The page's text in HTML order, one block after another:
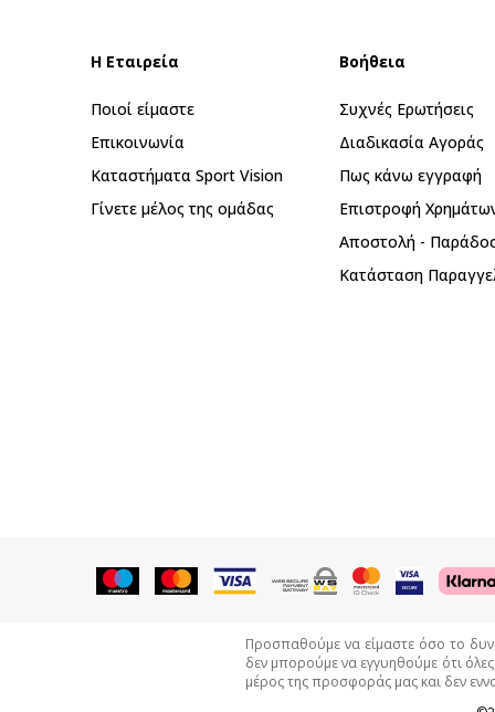
Η Εταιρεία
Ποιοί είμαστε
Επικοινωνία
Καταστήματα Sport Vision
Γίνετε μέλος της ομάδας
Βοήθεια
Συχνές Ερωτήσεις
Διαδικασία Αγοράς
Πως κάνω εγγραφή
Επιστροφή
Αποστολή -
Κατάσταση
Προσπαθούμε να είμαστε όσο το
δεν μπορούμε να εγγυηθούμε ότι
μέρος της προσφοράς μας και δεν